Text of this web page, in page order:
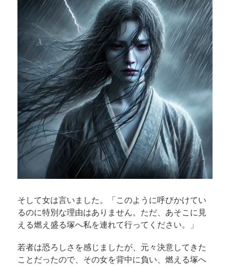
そして女は言いました。「このように呼びかけてい
るのに特別な理由はありません。ただ、あそこに見
える燃え盛る塚へ私を連れて行ってください。」
若者は恐ろしさを感じましたが、元々決意してきた
ことだったので、その女を背中に負い、燃える塚へ